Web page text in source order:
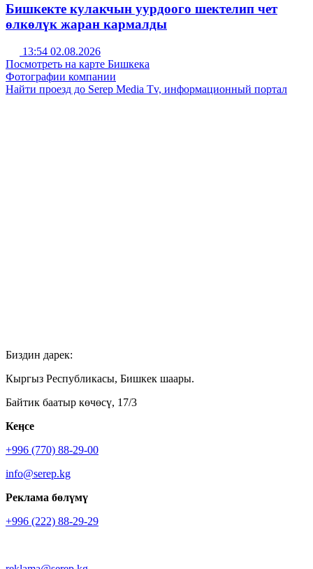
Бишкекте кулакчын уурдоого шектелип чет
өлкөлүк жаран кармалды
13:54 02.08.2026
Посмотреть на карте Бишкека
Фотографии компании
Найти проезд до Serep Media Tv, информационный портал
Биздин дарек:
Кыргыз Республикасы, Бишкек шаары.
Байтик баатыр көчөсү, 17/3
Кеӊсе
+996 (770) 88-29-00
info@serep.kg
Реклама бөлүмү
+996 (222) 88-29-29